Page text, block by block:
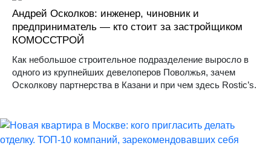
Андрей Осколков: инженер, чиновник и
предприниматель — кто стоит за застройщиком
КОМОССТРОЙ
Как небольшое строительное подразделение выросло в
одного из крупнейших девелоперов Поволжья, зачем
Осколкову партнерства в Казани и при чем здесь Rostic’s.